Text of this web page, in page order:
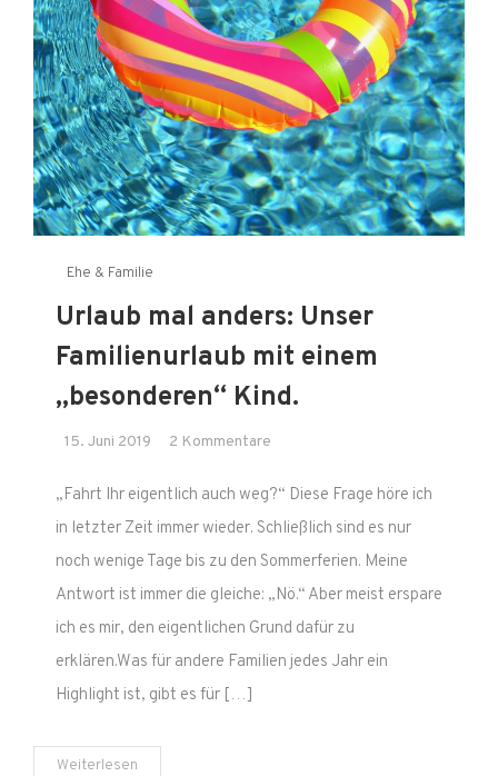
Ehe & Familie
Urlaub mal anders: Unser
Familienurlaub mit einem
„besonderen“ Kind.
15. Juni 2019 2 Kommentare
mal
anders:
mit
einem
„besonderen“
„Fahrt Ihr eigentlich auch weg?“ Diese Frage höre ich
in letzter Zeit immer wieder. Schließlich sind es nur
noch wenige Tage bis zu den Sommerferien. Meine
Antwort ist immer die gleiche: „Nö.“ Aber meist erspare
ich es mir, den eigentlichen Grund dafür zu
erklären.Was für andere Familien jedes Jahr ein
Highlight ist, gibt es für […]
Weiterlesen